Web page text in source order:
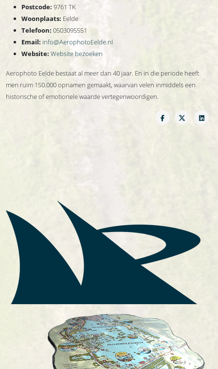
Postcode: 9761 TK
Woonplaats: Eelde
Telefoon: 0503095551
Email: info@AerophotoEelde.nl
Website: Website bezoeken
Aerophoto Eelde bestaat al meer dan 40 jaar. En in die periode heeft
men ruim 150.000 opnamen gemaakt, waarvan velen inmiddels een
historische of emotionele waarde vertegenwoordigen.